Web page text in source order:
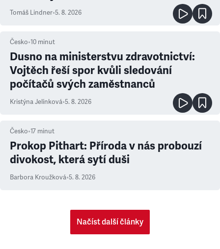
Tomáš Lindner•5. 8. 2026
Česko•10 minut
Dusno na ministerstvu zdravotnictví:
Vojtěch řeší spor kvůli sledování
počítačů svých zaměstnanců
Kristýna Jelínková•5. 8. 2026
Česko•17 minut
Prokop Pithart: Příroda v nás probouzí
divokost, která sytí duši
Barbora Kroužková•5. 8. 2026
Načíst další články